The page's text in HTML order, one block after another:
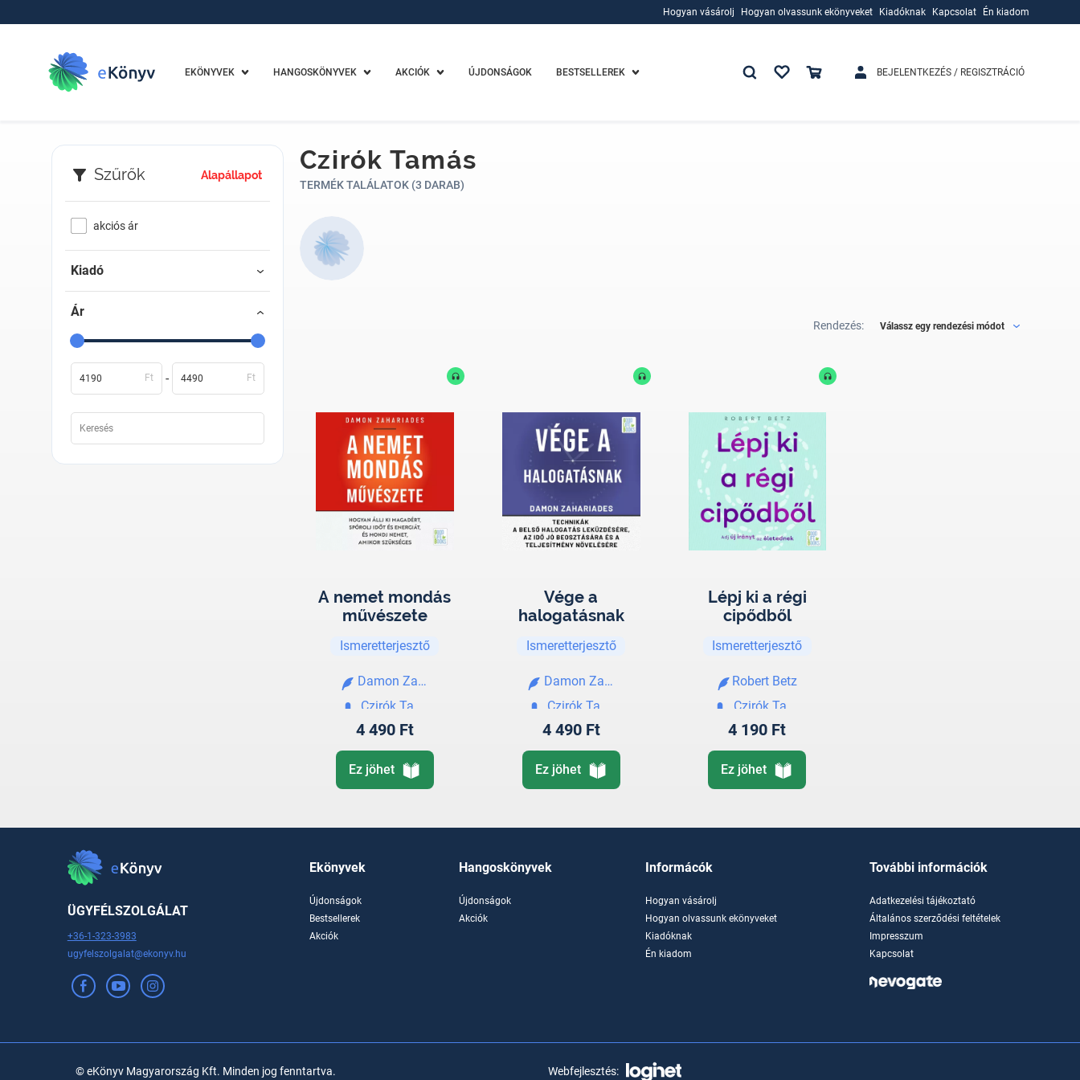
Hogyan vásárolj
Hogyan olvassunk ekönyveket
Kiadóknak
Kapcsolat Én kiadom
EKÖNYVEK HANGOSKÖNYVEK AKCIÓK ÚJDONSÁGOK BESTSELLEREK BEJELENTKEZÉS / REGISZTRÁCIÓ
Szűrők Alapállapot
akciós ár
Kiadó
Ár
Ft - Ft
Czirók Tamás
TERMÉK TALÁLATOK (3 DARAB)
Rendezés: Válassz egy rendezési módot
A nemet mondás
művészete
Ismeretterjesztő
Damon Zahariades
Czirók Tamás
4 490 Ft
Ez jöhet
Vége a
halogatásnak
Ismeretterjesztő
Damon Zahariades
Czirók Tamás
4 490 Ft
Ez jöhet
Lépj ki a régi
cipődből
Ismeretterjesztő
Robert Betz
Czirók Tamás
4 190 Ft
Ez jöhet
ÜGYFÉLSZOLGÁLAT
+36-1-323-3983
ugyfelszolgalat@ekonyv.hu
Ekönyvek
Újdonságok
Bestsellerek
Akciók
Hangoskönyvek
Újdonságok
Akciók
Informácók
Hogyan vásárolj
Hogyan olvassunk ekönyveket
Kiadóknak
Én kiadom
További információk
Adatkezelési tájékoztató
Általános szerződési feltételek
Impresszum
Kapcsolat
© eKönyv Magyarország Kft. Minden jog fenntartva. Webfejlesztés: